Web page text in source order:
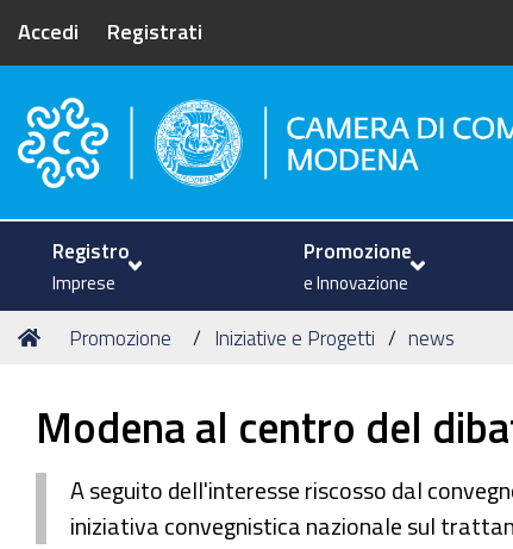
Accedi Registrati
Camera di Commercio di
Registro
Imprese
Promozione
e Innovazione
Tu
Home
Promozione Iniziative e Progetti news
Modena al centro del
A seguito dell'interesse riscosso dal
iniziativa convegnistica nazionale sul